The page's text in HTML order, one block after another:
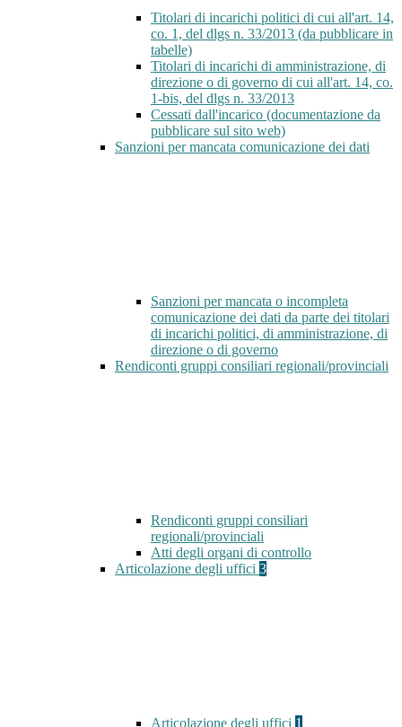
Titolari di incarichi politici di cui all'art. 14,
co. 1, del dlgs n. 33/2013 (da pubblicare in
tabelle)
Titolari di incarichi di amministrazione, di
direzione o di governo di cui all'art. 14, co.
1-bis, del dlgs n. 33/2013
Cessati dall'incarico (documentazione da
pubblicare sul sito web)
Sanzioni per mancata comunicazione dei dati
Sanzioni per mancata o incompleta
comunicazione dei dati da parte dei titolari
di incarichi politici, di amministrazione, di
direzione o di governo
Rendiconti gruppi consiliari regionali/provinciali
Rendiconti gruppi consiliari
regionali/provinciali
Atti degli organi di controllo
Articolazione degli uffici 3
Articolazione degli uffici 1